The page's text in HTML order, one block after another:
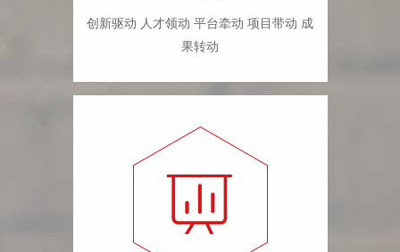
创新驱动 人才领动 平台牵动 项目带动 成
果转动